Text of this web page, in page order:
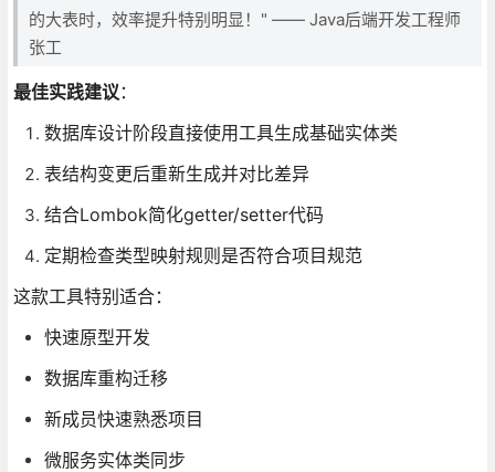
的大表时，效率提升特别明显！" —— Java后端开发工程师
张工
最佳实践建议：
数据库设计阶段直接使用工具生成基础实体类
表结构变更后重新生成并对比差异
结合Lombok简化getter/setter代码
定期检查类型映射规则是否符合项目规范
这款工具特别适合：
快速原型开发
数据库重构迁移
新成员快速熟悉项目
微服务实体类同步